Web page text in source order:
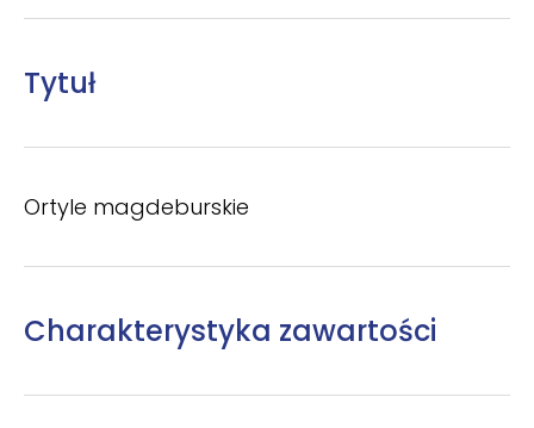
Tytuł
Ortyle magdeburskie
Charakterystyka zawartości